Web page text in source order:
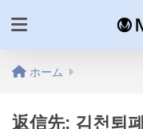
ホーム
返信先: 김천퇴